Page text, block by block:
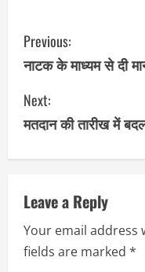
C
o
n
t
i
n
u
e
Previous:
नाटक के माध्यम से दी
Next:
मतदान की तारीख में
Leave a Reply
Your email address
fields are marked *